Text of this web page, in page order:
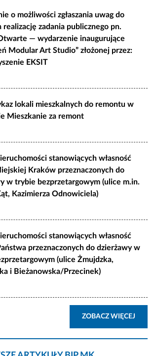
o możliwości zgłaszania uwag do
realizację zadania publicznego pn.
— wydarzenie inaugurujące
Modular Art Studio” złożonej przez:
EKSIT
lokali mieszkalnych do remontu w
Mieszkanie za remont
stanowiących własność
Kraków przeznaczonych do
w trybie bezprzetargowym (ulice m.in.
Kazimierza Odnowiciela)
stanowiących własność
przeznaczonych do dzierżawy w
(ulice Żmujdzka,
i Bieżanowska/Przecinek)
ZOBACZ WIĘCEJ